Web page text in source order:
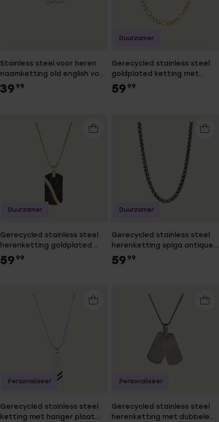
Stainless steel voor heren
naamketting old english voor
heren
39 99
Gerecycled stainless steel
goldplated ketting met
figaroschakel voor heren
59 99
Duurzamer
Gerecycled stainless steel
herenketting goldplated
met hanger met zirkonia
59 99
Duurzamer
Gerecycled stainless steel
herenketting spiga antique
finish
59 99
Duurzamer
Gerecycled stainless steel
ketting met hanger plaat
Personaliseer
Gerecycled stainless steel
herenketting met dubbele
Personaliseer